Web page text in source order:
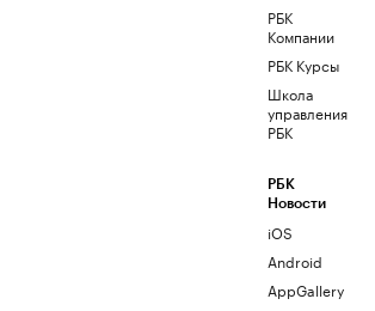
РБК
Компании
РБК Курсы
Школа
управления
РБК
РБК
Новости
iOS
Android
AppGallery